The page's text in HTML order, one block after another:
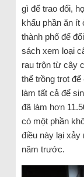
gì để trao đổi,
khẩu phần ăn ít
thành phố để
sách xem loại
rau trộn từ cây
thể trồng trọt
làm tất cả để
đã làm hơn
có một phần
điều này lại xảy
năm trước.